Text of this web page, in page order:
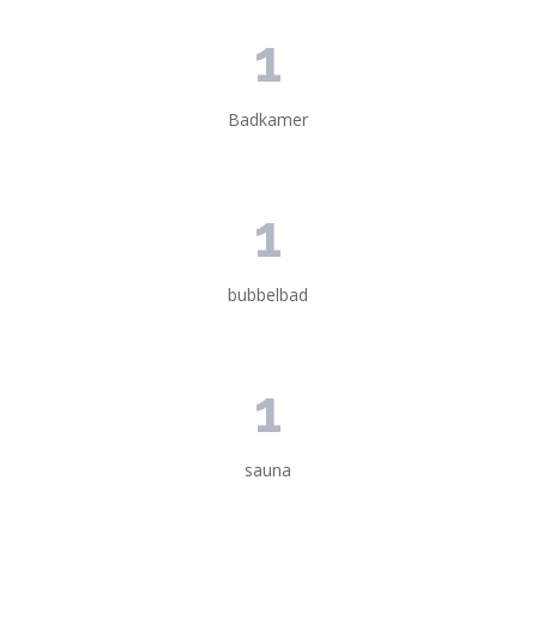
1
Badkamer
1
bubbelbad
1
sauna